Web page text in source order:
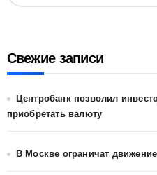
Свежие записи
Центробанк позволил
приобретать валюту
В Москве ограничат